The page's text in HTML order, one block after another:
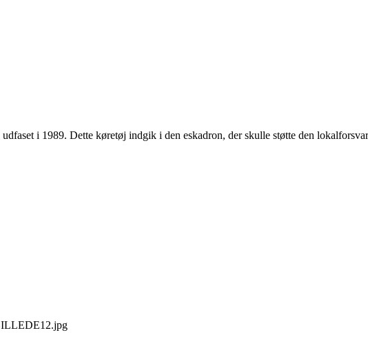
i 1989. Dette køretøj indgik i den eskadron, der skulle støtte den